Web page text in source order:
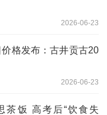
2026-06-23
格发布：古井贡古20
2026-06-23
茶饭 高考后“饮食失